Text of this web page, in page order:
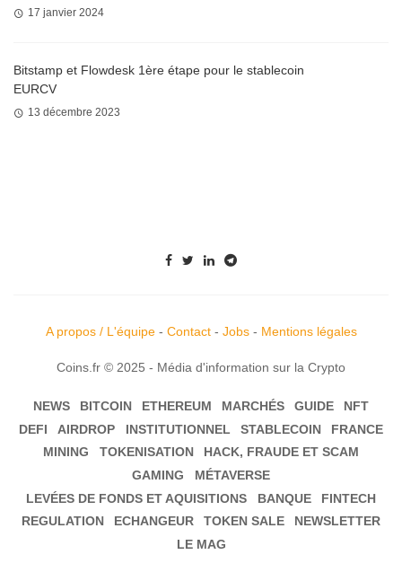
17 janvier 2024
Bitstamp et Flowdesk 1ère étape pour le stablecoin
EURCV
13 décembre 2023
A propos / L'équipe- Contact- Jobs- Mentions légales
Coins.fr © 2025 - Média d'information sur la Crypto
NEWS BITCOIN ETHEREUM MARCHÉS GUIDE
NFT
DEFI
AIRDROP INSTITUTIONNEL STABLECOIN
FRANCE
MINING
TOKENISATION
HACK, FRAUDE ET SCAM
GAMING
MÉTAVERSE
LEVÉES DE FONDS ET AQUISITIONS
BANQUE
FINTECH
REGULATION
ECHANGEUR TOKEN SALE
NEWSLETTER
LE MAG